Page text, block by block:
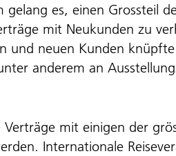
es, einen Grossteil
mit Neukunden zu
und neuen Kunden
anderem an
mit einigen der
Internationale